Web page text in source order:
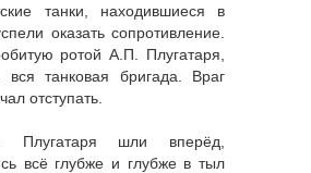
танки, находившиеся в
оказать сопротивление.
ротой А.П. Плугатаря,
вся танковая бригада. Враг
отступать.
Плугатаря шли вперёд,
всё глубже и глубже в тыл